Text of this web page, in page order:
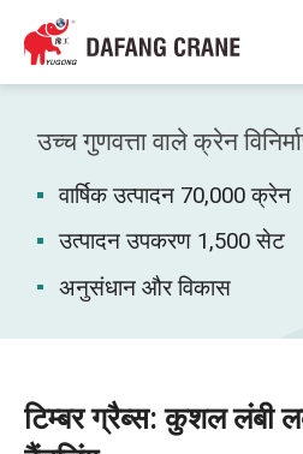
उच्च गुणवत्ता वाले क्रेन
वार्षिक उत्पादन 70,000 क्रेन
उत्पादन उपकरण 1,500 सेट
अनुसंधान और विकास
टिम्बर ग्रैब्स: कुशल लंबी
Bahasa Indonesia
Bahasa Melayu
Tiếng Việt
简体中文
فارسی
Pilipino
اردو
Беларуская мова
Kiswahili